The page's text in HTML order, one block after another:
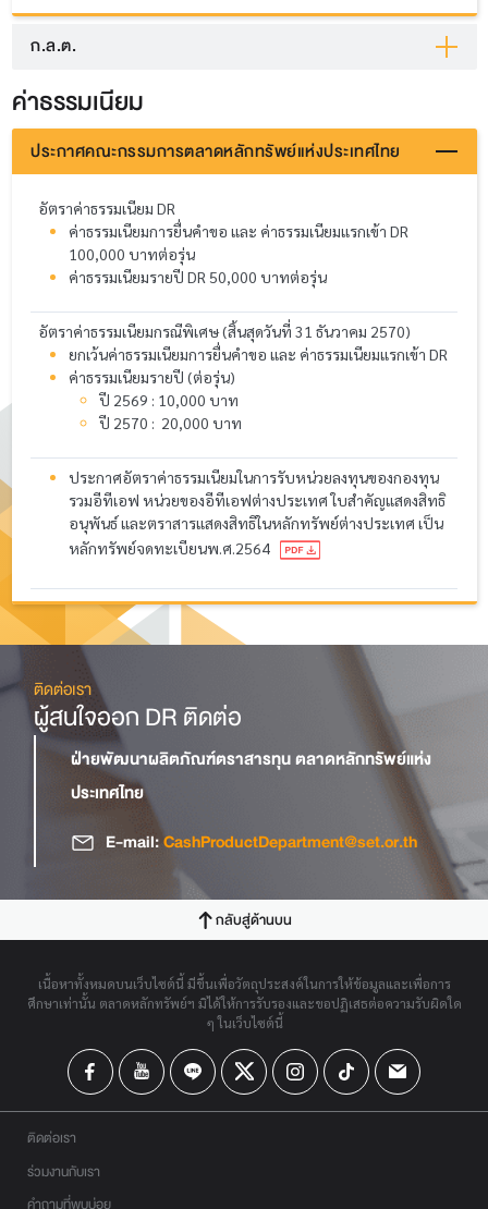
ก.ล.ต.
ค่าธรรมเนียม
ประกาศคณะกรรมการตลาดหลักทรัพย์แห่งประเทศไทย
อัตราค่าธรรมเนียม DR
ค่าธรรมเนียมการยื่นคำขอ และ ค่าธรรมเนียมแรกเข้า DR
100,000 บาทต่อรุ่น
ค่าธรรมเนียมรายปี DR 50,000 บาทต่อรุ่น
อัตราค่าธรรมเนียมกรณีพิเศษ (สิ้นสุดวันที่ 31 ธันวาคม 2570)
ยกเว้นค่าธรรมเนียมการยื่นคำขอ และ ค่าธรรมเนียมแรกเข้า DR
ค่าธรรมเนียมรายปี (ต่อรุ่น)
ปี 2569 : 10,000 บาท
ปี 2570 : 20,000 บาท
ประกาศอัตราค่าธรรมเนียมในการรับหน่วยลงทุนของกองทุน
รวมอีทีเอฟ หน่วยของอีทีเอฟต่างประเทศ ใบสำคัญแสดงสิทธิ
อนุพันธ์ และตราสารแสดงสิทธิในหลักทรัพย์ต่างประเทศ เป็น
หลักทรัพย์จดทะเบียนพ.ศ.2564
ติดต่อเรา
ผู้สนใจออก DR ติดต่อ
ฝ่ายพัฒนาผลิตภัณฑ์ตราสารทุน ตลาดหลักทรัพย์แห่ง
ประเทศไทย
E-mail:CashProductDepartment@set.or.th
กลับสู่ด้านบน
เนื้อหาทั้งหมดบนเว็บไซต์นี้ มีขึ้นเพื่อวัตถุประสงค์ในการให้ข้อมูลและเพื่อการ
ศึกษาเท่านั้น ตลาดหลักทรัพย์ฯ มิได้ให้การรับรองและขอปฏิเสธต่อความรับผิดใด
ๆ ในเว็บไซต์นี้
ติดต่อเรา
ร่วมงานกับเรา
คำถามที่พบบ่อย